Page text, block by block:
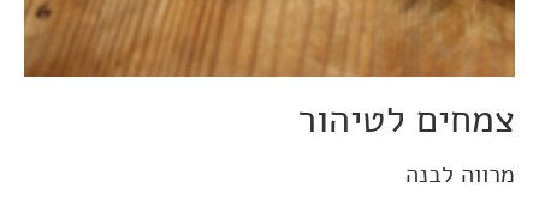
צמחים לטיהור
מרווה לבנה